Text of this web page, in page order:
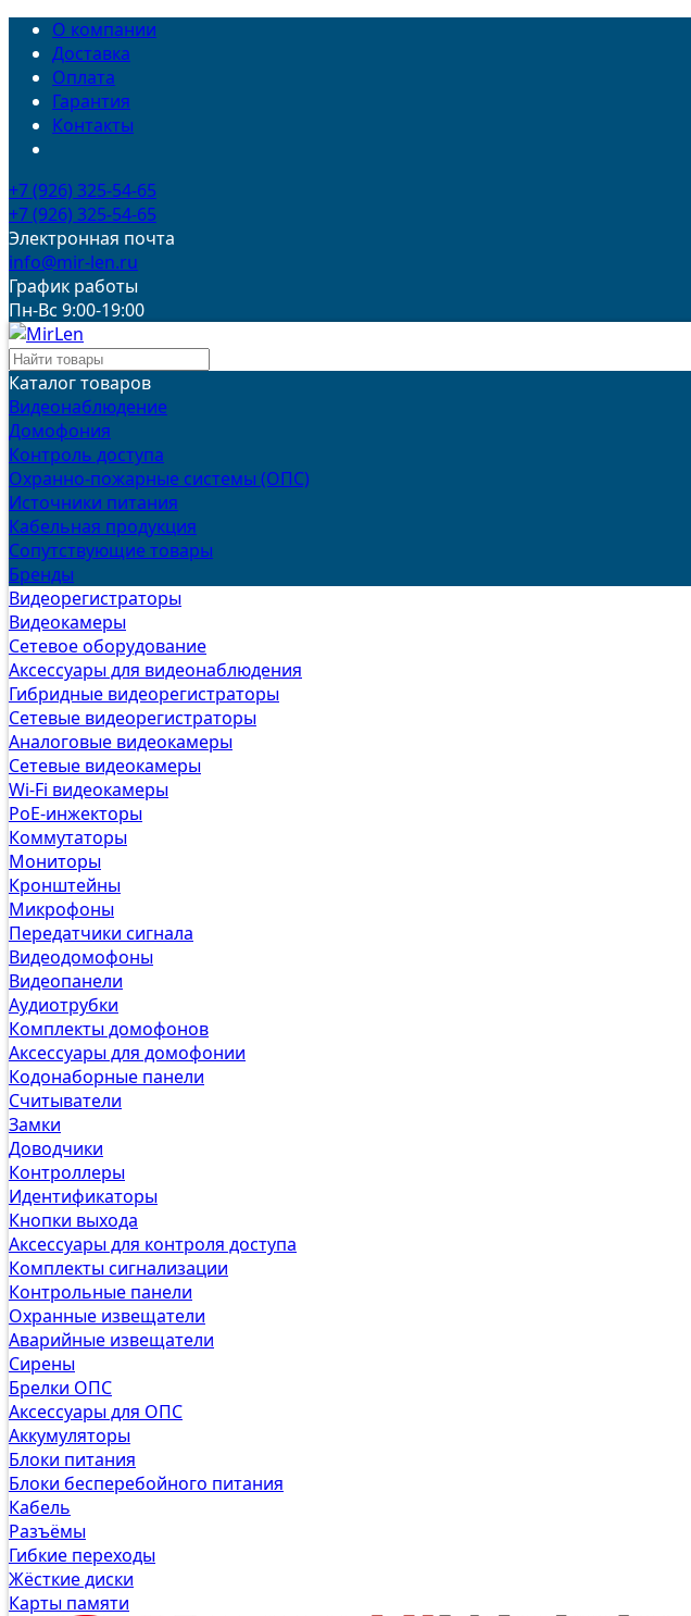
О компании
Доставка
Оплата
Гарантия
Контакты
+7 (926) 325-54-65
+7 (926) 325-54-65
Электронная почта
info@mir-len.ru
График работы
Пн-Вс 9:00-19:00
Каталог товаров
Видеонаблюдение
Домофония
Контроль доступа
Охранно-пожарные системы (ОПС)
Источники питания
Кабельная продукция
Сопутствующие товары
Бренды
Видеорегистраторы
Видеокамеры
Сетевое оборудование
Аксессуары для видеонаблюдения
Гибридные видеорегистраторы
Сетевые видеорегистраторы
Аналоговые видеокамеры
Сетевые видеокамеры
Wi-Fi видеокамеры
PoE-инжекторы
Коммутаторы
Мониторы
Кронштейны
Микрофоны
Передатчики сигнала
Видеодомофоны
Видеопанели
Аудиотрубки
Комплекты домофонов
Аксессуары для домофонии
Кодонаборные панели
Считыватели
Замки
Доводчики
Контроллеры
Идентификаторы
Кнопки выхода
Аксессуары для контроля доступа
Комплекты сигнализации
Контрольные панели
Охранные извещатели
Аварийные извещатели
Сирены
Брелки ОПС
Аксессуары для ОПС
Аккумуляторы
Блоки питания
Блоки бесперебойного питания
Кабель
Разъёмы
Гибкие переходы
Жёсткие диски
Карты памяти